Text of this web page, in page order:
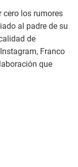
los rumores
al padre de su
de
Franco
que